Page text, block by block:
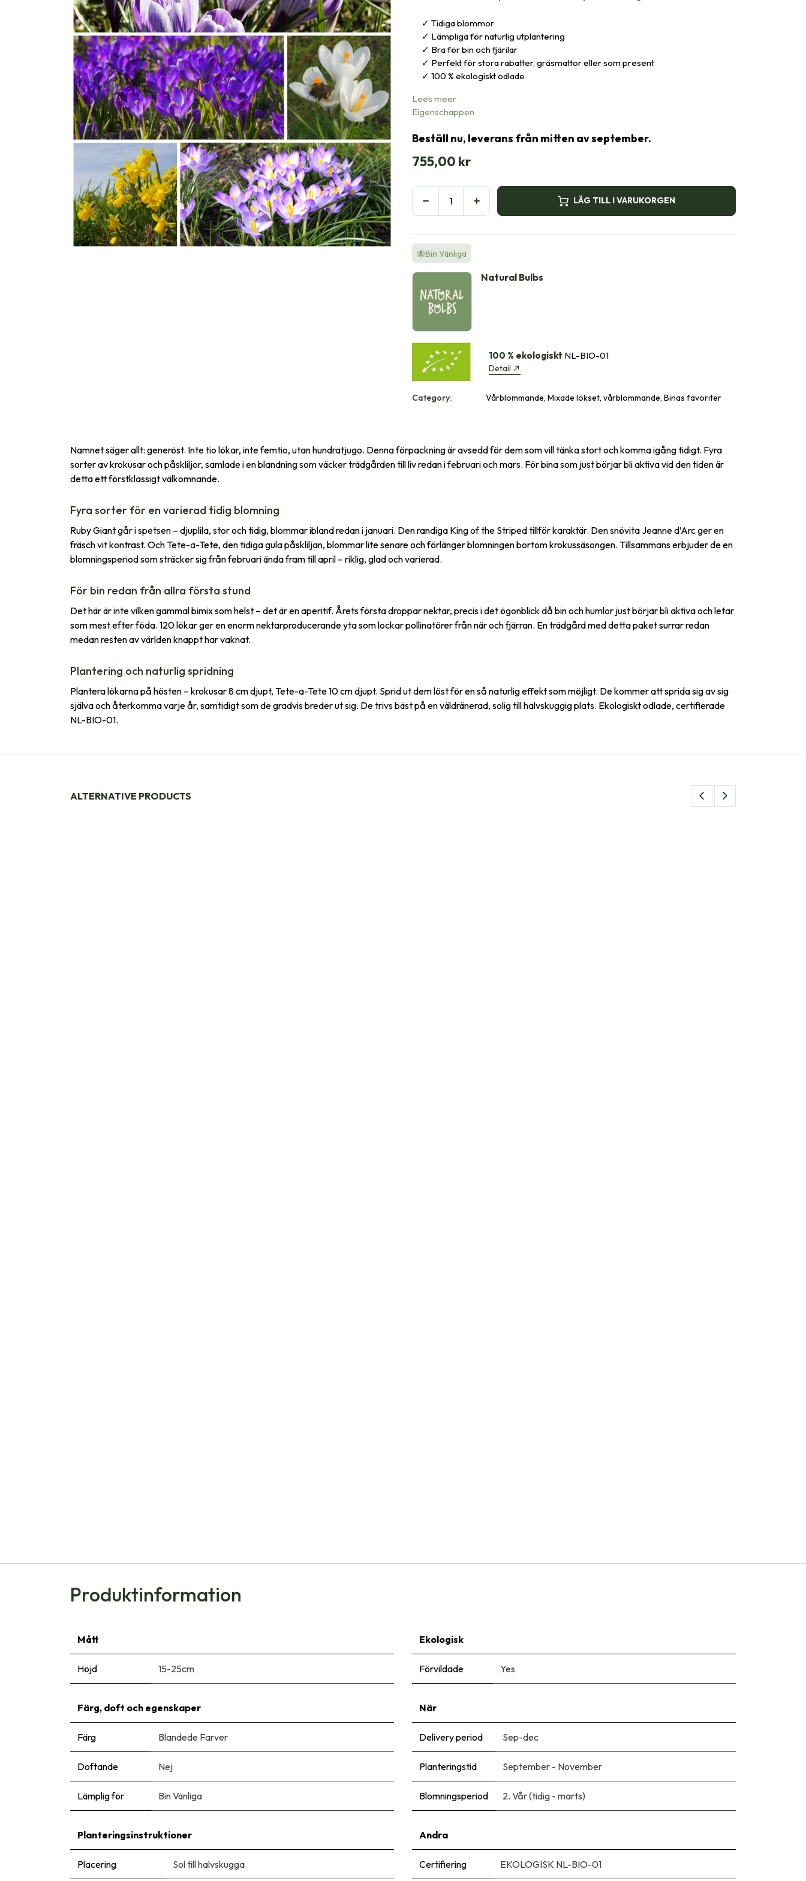
Tidiga blommor
Lämpliga för naturlig utplantering
Bra för bin och fjärilar
Perfekt för stora rabatter, gräsmattor eller som present
100 % ekologiskt odlade
Lees meer
Eigenschappen
Beställ nu, leverans från mitten av september.
755,00 kr
LÄG TILL I VARUKORGEN
🐝Bin Vänliga
Natural Bulbs
100 % ekologiskt NL-BIO-01
Detail
Category: Vårblommande, Mixade lökset, vårblommande, Binas favoriter
Namnet säger allt: generöst. Inte tio lökar, inte femtio, utan hundratjugo. Denna förpackning är avsedd för dem som vill tänka stort och komma igång tidigt. Fyra
sorter av krokusar och påskliljor, samlade i en blandning som väcker trädgården till liv redan i februari och mars. För bina som just börjar bli aktiva vid den tiden är
detta ett förstklassigt välkomnande.
Fyra sorter för en varierad tidig blomning
Ruby Giant går i spetsen – djuplila, stor och tidig, blommar ibland redan i januari. Den randiga King of the Striped tillför karaktär. Den snövita Jeanne d’Arc ger en
fräsch vit kontrast. Och Tete-a-Tete, den tidiga gula påskliljan, blommar lite senare och förlänger blomningen bortom krokussäsongen. Tillsammans erbjuder de en
blomningsperiod som sträcker sig från februari ända fram till april – riklig, glad och varierad.
För bin redan från allra första stund
Det här är inte vilken gammal bimix som helst – det är en aperitif. Årets första droppar nektar, precis i det ögonblick då bin och humlor just börjar bli aktiva och letar
som mest efter föda. 120 lökar ger en enorm nektarproducerande yta som lockar pollinatörer från när och fjärran. En trädgård med detta paket surrar redan
medan resten av världen knappt har vaknat.
Plantering och naturlig spridning
Plantera lökarna på hösten – krokusar 8 cm djupt, Tete-a-Tete 10 cm djupt. Sprid ut dem löst för en så naturlig effekt som möjligt. De kommer att sprida sig av sig
själva och återkomma varje år, samtidigt som de gradvis breder ut sig. De trivs bäst på en väldränerad, solig till halvskuggig plats. Ekologiskt odlade, certifierade
NL-BIO-01.
ALTERNATIVE PRODUCTS
Produktinformation
Mått
Höjd 15-25cm
Ekologisk
Förvildade Yes
Färg, doft och egenskaper
Färg Blandede Farver
Doftande Nej
Lämplig för Bin Vänliga
När
Delivery period Sep-dec
Planteringstid September - November
Blomningsperiod 2. Vår (tidig - marts)
Planteringsinstruktioner
Placering Sol till halvskugga
Andra
Certifiering EKOLOGISK NL-BIO-01